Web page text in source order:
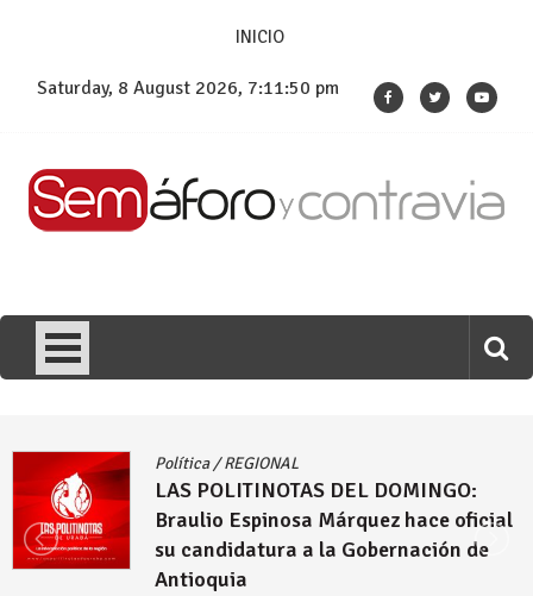
INICIO
Saturday, 8 August 2026, 7:11:51 pm
Política/REGIONAL
LAS POLITINOTAS DEL DOMINGO:
Comenzó la puja por las alcaldías de
Urabá
julio 12, 2026